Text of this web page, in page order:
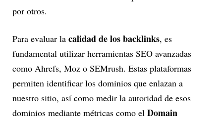
por otros.
Para evaluar la calidad de los backlinks, es
fundamental utilizar herramientas SEO avanzadas
como Ahrefs, Moz o SEMrush. Estas plataformas
permiten identificar los dominios que enlazan a
nuestro sitio, así como medir la autoridad de esos
dominios mediante métricas como el Domain